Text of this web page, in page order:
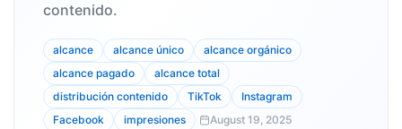
contenido.
alcance alcance único
alcance orgánico
alcance pagado
alcance total
distribución contenido
TikTok
Instagram
Facebook
impresiones August 19, 2025